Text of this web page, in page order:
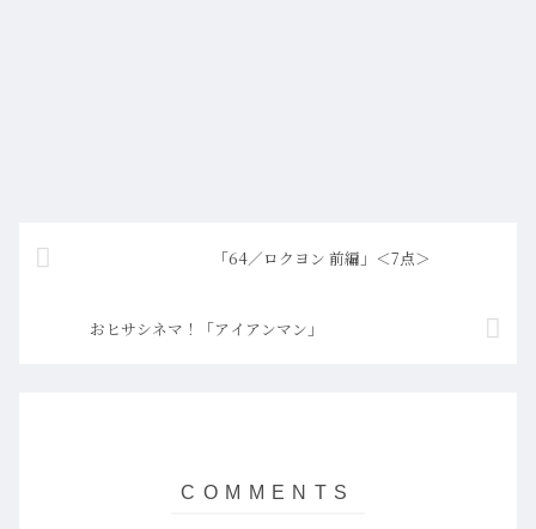
「64／ロクヨン 前編」＜7点＞
おヒサシネマ！「アイアンマン」